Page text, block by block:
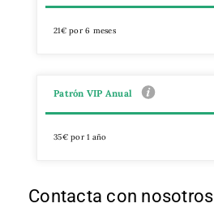
21€ por 6 meses
Patrón VIP Anual
35€ por 1 año
Contacta con nosotros